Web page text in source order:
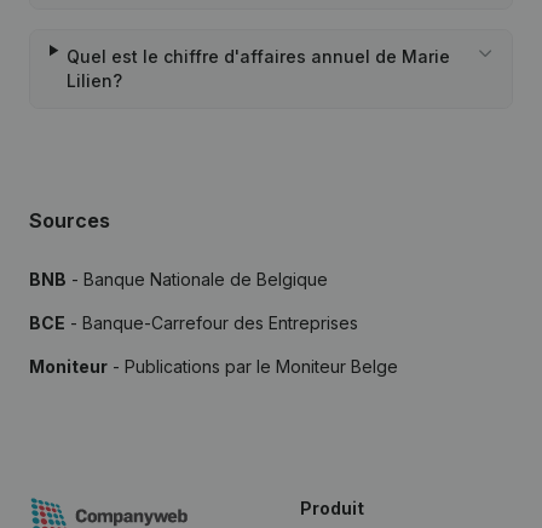
Quel est le chiffre d'affaires annuel de Marie
Lilien?
Sources
BNB - Banque Nationale de Belgique
BCE - Banque-Carrefour des Entreprises
Moniteur - Publications par le Moniteur Belge
Produit